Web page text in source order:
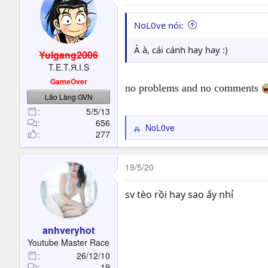
( Dùng lệnh !mua 505 )
+ Hiệu ứng số 1 (cánh chí tôn(7
ATK+10%, skill +10%, DEF+10%,
+ 1.0000.0000 lượng
Ngân Phiếu
( Dùng lệnh !mua 507 )
Ngân phiếu : Khi bán vào cửa
1.0000.0000 lượng
Yulgang2006
T.E.T.Я.I.S
GameOver
Lão Làng GVN
5/5/13
656
277
NoL0ve nói:
À à, cái cánh hay hay :)
no problems and no comments
R
e
a
c
t
o
NoL0ve
anhveryhot
Youtube Master Race
26/12/10
19/5/20
sv tèo rồi hay sao ấy nhỉ